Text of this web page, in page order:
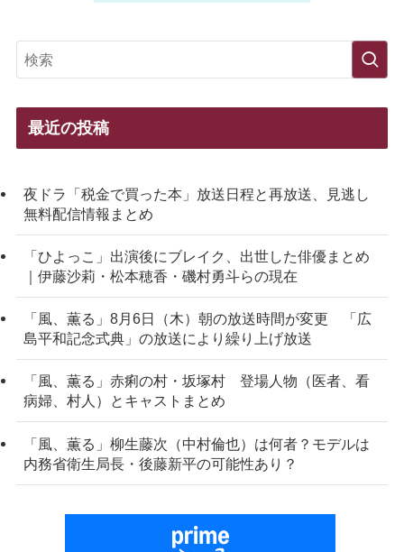
最近の投稿
夜ドラ「税金で買った本」放送日程と再放送、見逃し
無料配信情報まとめ
「ひよっこ」出演後にブレイク、出世した俳優まとめ
｜伊藤沙莉・松本穂香・磯村勇斗らの現在
「風、薫る」8月6日（木）朝の放送時間が変更 「広
島平和記念式典」の放送により繰り上げ放送
「風、薫る」赤痢の村・坂塚村 登場人物（医者、看
病婦、村人）とキャストまとめ
「風、薫る」柳生藤次（中村倫也）は何者？モデルは
内務省衛生局長・後藤新平の可能性あり？